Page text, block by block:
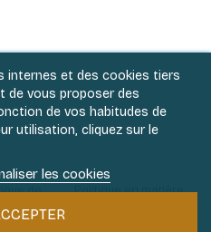
internes et des cookies tiers
de vous proposer des
de vos habitudes de
utilisation, cliquez sur le
les cookies
de
privée
Politique en matière